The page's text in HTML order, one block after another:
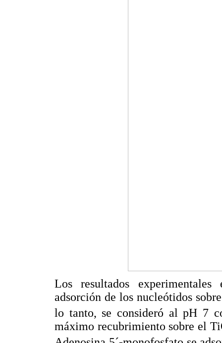
Los resultados experimentales
adsorción de los nucleótidos
lo tanto, se consideró al pH 7
máximo recubrimiento sobre el